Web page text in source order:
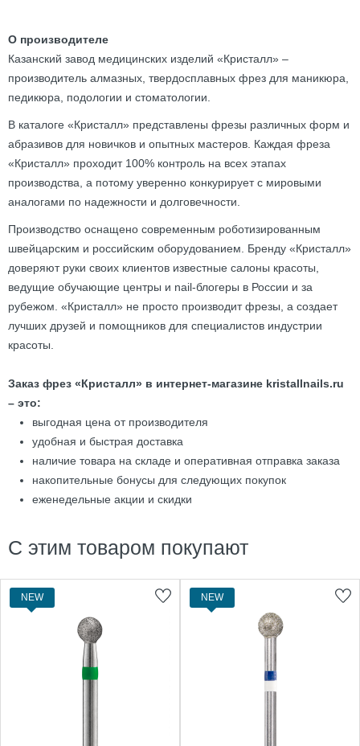
О производителе
Казанский завод медицинских изделий «Кристалл» –
производитель алмазных, твердосплавных фрез для маникюра,
педикюра, подологии и стоматологии.
В каталоге «Кристалл» представлены фрезы различных форм и
абразивов для новичков и опытных мастеров. Каждая фреза
«Кристалл» проходит 100% контроль на всех этапах
производства, а потому уверенно конкурирует с мировыми
аналогами по надежности и долговечности.
Производство оснащено современным роботизированным
швейцарским и российским оборудованием. Бренду «Кристалл»
доверяют руки своих клиентов известные салоны красоты,
ведущие обучающие центры и nail-блогеры в России и за
рубежом. «Кристалл» не просто производит фрезы, а создает
лучших друзей и помощников для специалистов индустрии
красоты.
Заказ фрез «Кристалл» в интернет-магазине kristallnails.ru
– это:
выгодная цена от производителя
удобная и быстрая доставка
наличие товара на складе и оперативная отправка заказа
накопительные бонусы для следующих покупок
еженедельные акции и скидки
С этим товаром покупают
NEW NEW